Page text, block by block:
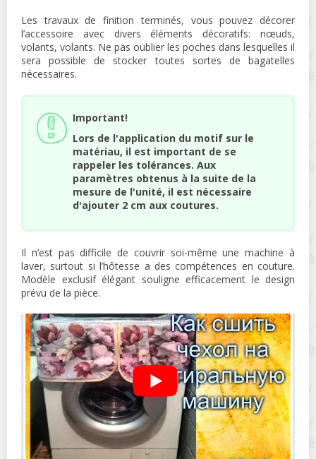
Les travaux de finition terminés, vous pouvez décorer
l’accessoire avec divers éléments décoratifs: nœuds,
volants, volants. Ne pas oublier les poches dans lesquelles il
sera possible de stocker toutes sortes de bagatelles
nécessaires.
Important!
Lors de l'application du motif sur le
matériau, il est important de se
rappeler les tolérances. Aux
paramètres obtenus à la suite de la
mesure de l'unité, il est nécessaire
d'ajouter 2 cm aux coutures.
Il n’est pas difficile de couvrir soi-même une machine à
laver, surtout si l’hôtesse a des compétences en couture.
Modèle exclusif élégant souligne efficacement le design
prévu de la pièce.